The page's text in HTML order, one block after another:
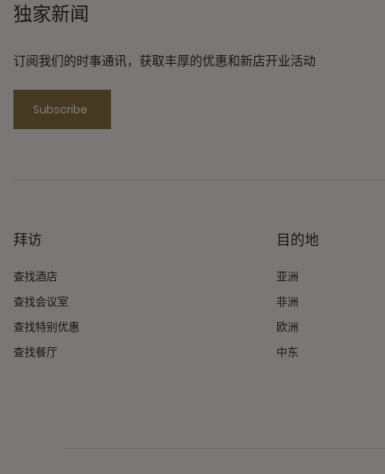
独家新闻
订阅我们的时事通讯，获取丰厚的优惠和新店开业活动
Subscribe
拜访
查找酒店
查找会议室
查找特别优惠
查找餐厅
目的地
亚洲
非洲
欧洲
中东